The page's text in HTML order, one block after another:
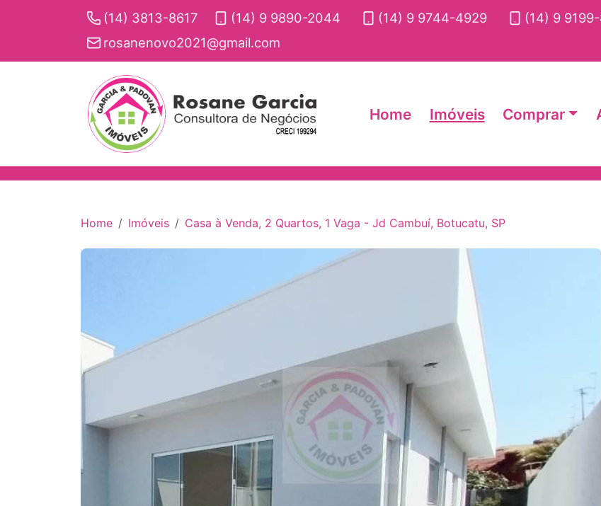
(14) 3813-8617 (14) 9 9890-2044 (14) 9 9744-4929
(14) 9 9199-
rosanenovo2021@gmail.com
Home Imóveis Comprar
Home Imóveis Casa à Venda, 2 Quartos, 1 Vaga - Jd Cambuí, Botucatu, SP